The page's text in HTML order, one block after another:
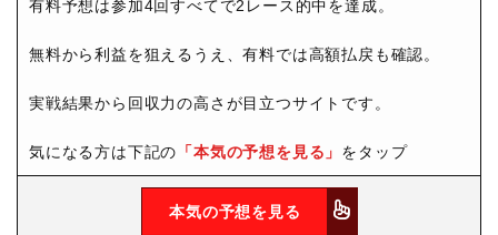
有料予想は参加4回すべてで2レース的中を達成。
無料から利益を狙えるうえ、有料では高額払戻も確認。
実戦結果から回収力の高さが目立つサイトです。
気になる方は下記の 「本気の予想を見る」 をタップ
本気の予想を見る